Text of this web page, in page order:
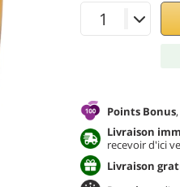
Points Bonus
Livraison
recevoir d'ici
Livraison